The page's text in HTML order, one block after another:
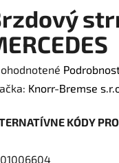
Knorr-Bremse
KÓDY